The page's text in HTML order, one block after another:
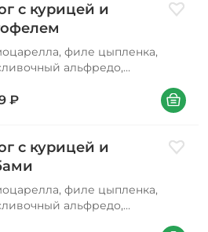
с курицей и
филе цыпленка,
альфредо,
₽ В корзину
с курицей и
филе цыпленка,
альфредо,